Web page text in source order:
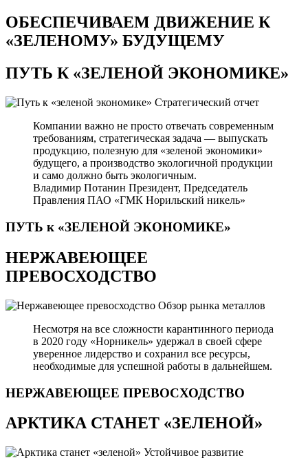
ОБЕСПЕЧИВАЕМ ДВИЖЕНИЕ К
«ЗЕЛЕНОМУ» БУДУЩЕМУ
ПУТЬ К«ЗЕЛЕНОЙ ЭКОНОМИКЕ»
Стратегический отчет
Компании важно не просто отвечать современным
требованиям, стратегическая задача — выпускать
продукцию, полезную для «зеленой экономики»
будущего, а производство экологичной продукции
и само должно быть экологичным.
Владимир Потанин Президент, Председатель
Правления ПАО «ГМК Норильский никель»
ПУТЬ к «ЗЕЛЕНОЙ ЭКОНОМИКЕ»
НЕРЖАВЕЮЩЕЕ
ПРЕВОСХОДСТВО
Обзор рынка металлов
Несмотря на все сложности карантинного периода
в 2020 году «Норникель» удержал в своей сфере
уверенное лидерство и сохранил все ресурсы,
необходимые для успешной работы в дальнейшем.
НЕРЖАВЕЮЩЕЕ ПРЕВОСХОДСТВО
АРКТИКА СТАНЕТ «ЗЕЛЕНОЙ»
Устойчивое развитие